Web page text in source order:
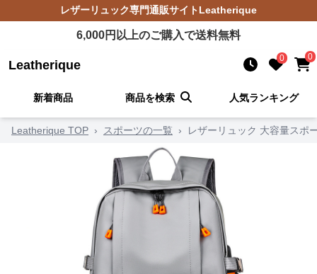
レザーリュック専門通販サイトLeatherique
6,000円以上のご購入で送料無料
Leatherique 0 0
新着商品 商品を検索 人気ランキング
Leatherique TOP › スポーツの一覧 › レザーリュック 大容量スポ